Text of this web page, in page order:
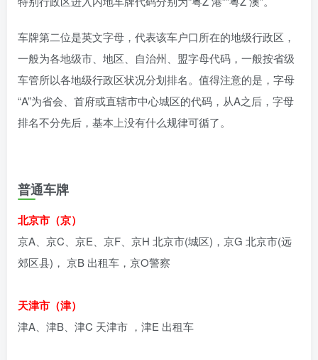
车牌第二位是英文字母，代表该车户口所在的地级行政区，
一般为各地级市、地区、自治州、盟字母代码，一般按省级
车管所以各地级行政区状况分划排名。值得注意的是，字母
“A”为省会、首府或直辖市中心城区的代码，从A之后，字母
排名不分先后，基本上没有什么规律可循了。
普通车牌
北京市（京）
京A、京C、京E、京F、京H 北京市(城区)，京G 北京市(远
郊区县)， 京B 出租车，京O警察
天津市（津）
津A、津B、津C 天津市 ，津E 出租车